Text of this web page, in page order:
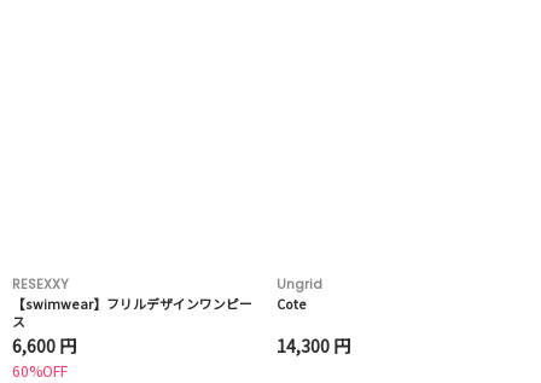
RESEXXY
【swimwear】フリルデザインワンピー
ス
6,600 円
60%OFF
Ungrid
Cote
14,300 円